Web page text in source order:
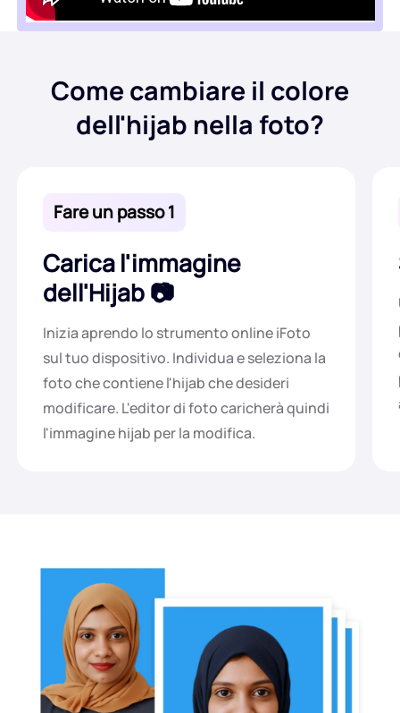
Come cambiare il colore
dell'hijab nella foto?
Fare un passo 1
Carica l'immagine
dell'Hijab
Inizia aprendo lo strumento online iFoto
sul tuo dispositivo. Individua e seleziona la
foto che contiene l'hijab che desideri
modificare. L'editor di foto caricherà quindi
l'immagine hijab per la modifica.